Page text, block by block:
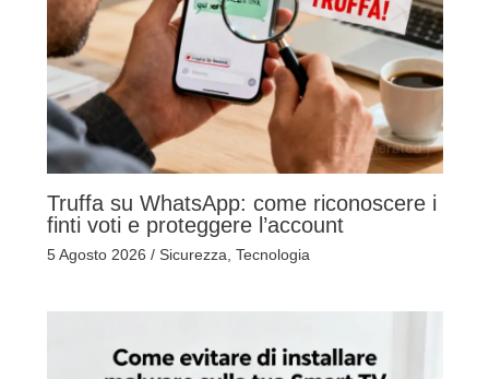
Truffa su WhatsApp: come riconoscere i
finti voti e proteggere l’account
5 Agosto 2026 / Sicurezza Tecnologia